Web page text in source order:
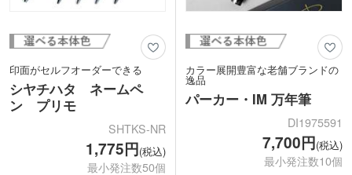
印面がセルフオーダーできる
シヤチハタ ネームペ
ン プリモ
SHTKS-NR
1,775円(税込)
最小発注数50個
カラー展開豊富な老舗ブランドの
逸品
パーカー・IM 万年筆
DI1975591
7,700円(税込)
最小発注数10個